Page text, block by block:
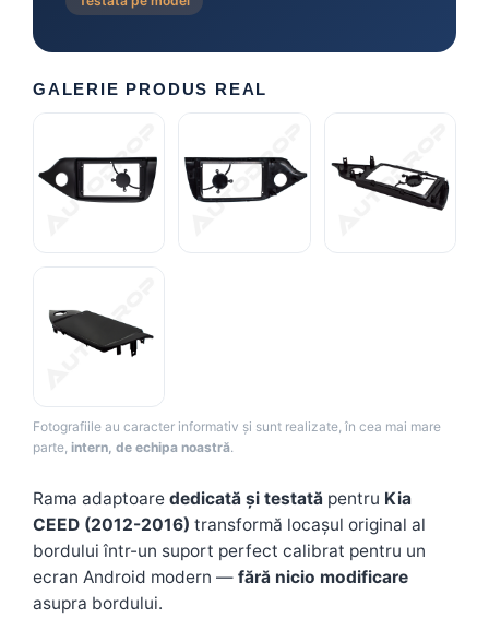
Camere Ford
Camere Opel
Camere Renault
Camere Citroen
Camere Peugeot
Camere înregistrare trafic
Accesorii multimedia
Conectică Auto
Conectică Auto
GALERIE PRODUS REAL
Fotografiile au caracter informativ și sunt realizate, în cea mai mare
parte, intern, de echipa noastră.
Rama adaptoare dedicată și testată pentru Kia
CEED (2012-2016) transformă locașul original al
bordului într-un suport perfect calibrat pentru un
ecran Android modern — fără nicio modificare
asupra bordului.